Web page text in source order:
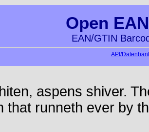
Open
EAN/GTIN
API/
aspens shiver.
that runneth ever by